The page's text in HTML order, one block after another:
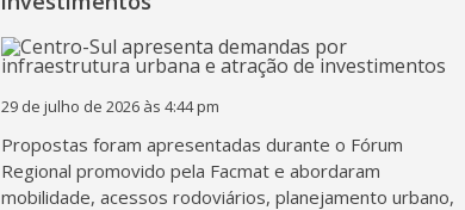
29 de julho de 2026 às 4:44 pm
Propostas foram apresentadas durante o Fórum
Regional promovido pela Facmat e abordaram
mobilidade, acessos rodoviários, planejamento urbano,